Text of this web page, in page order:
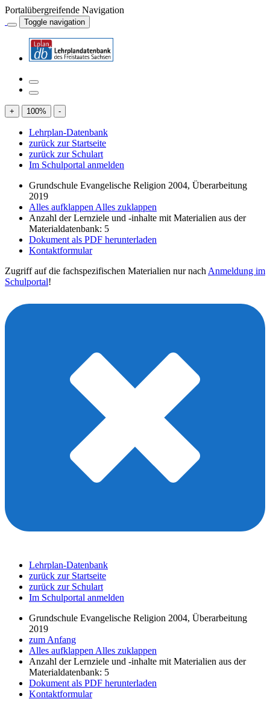
Portalübergreifende Navigation
Toggle navigation
+ 100% -
Lehrplan-Datenbank
zurück zur Startseite
zurück zur Schulart
Im Schulportal anmelden
Grundschule Evangelische Religion 2004, Überarbeitung
2019
Alles aufklappen Alles zuklappen
Anzahl der Lernziele und -inhalte mit Materialien aus der
Materialdatenbank: 5
Dokument als PDF herunterladen
Kontaktformular
Zugriff auf die fachspezifischen Materialien nur nach Anmeldung im
Schulportal!
Lehrplan-Datenbank
zurück zur Startseite
zurück zur Schulart
Im Schulportal anmelden
Grundschule Evangelische Religion 2004, Überarbeitung
2019
zum Anfang
Alles aufklappen Alles zuklappen
Anzahl der Lernziele und -inhalte mit Materialien aus der
Materialdatenbank: 5
Dokument als PDF herunterladen
Kontaktformular